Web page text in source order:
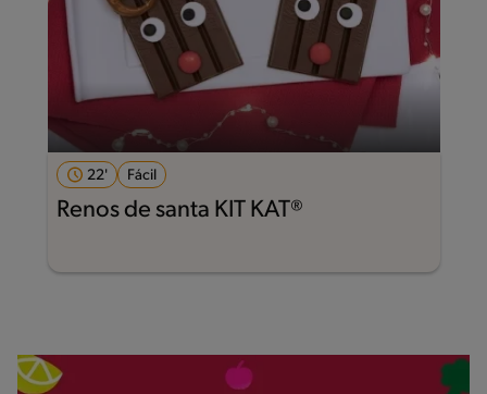
22' Fácil
Renos de santa KIT KAT®